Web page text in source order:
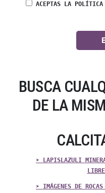
ACEPTAS LA
BUSCA
DE LA
➤ LAPISLAZULI
➤ IMÁGENES DE